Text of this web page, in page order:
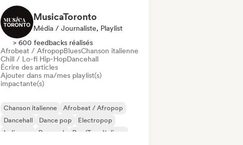
MusicaToronto
Média / Journaliste, Playlist
> 600 feedbacks réalisés
Afrobeat / AfropopBluesChanson italienne
Chill / Lo-fi Hip-HopDancehall
Écrire des articles
Ajouter dans ma/mes playlist(s)
impactante(s)
Chanson italienne
Afrobeat / Afropop
Dancehall
Dance pop
Electropop
Indie pop
Pop rock Rap/Trap Italiano